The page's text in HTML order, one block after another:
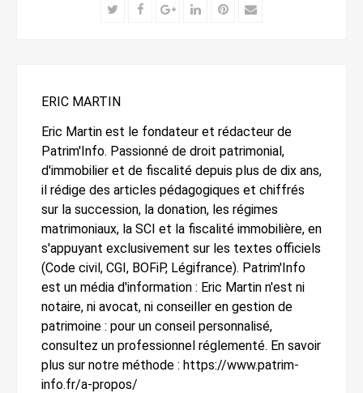
TwitterFacebookGoogle+
LinkedInPinterest
Email
ERIC MARTIN
Eric Martin est le fondateur et rédacteur de
Patrim'Info. Passionné de droit patrimonial,
d'immobilier et de fiscalité depuis plus de dix ans,
il rédige des articles pédagogiques et chiffrés
sur la succession, la donation, les régimes
matrimoniaux, la SCI et la fiscalité immobilière, en
s'appuyant exclusivement sur les textes officiels
(Code civil, CGI, BOFiP, Légifrance). Patrim'Info
est un média d'information : Eric Martin n'est ni
notaire, ni avocat, ni conseiller en gestion de
patrimoine : pour un conseil personnalisé,
consultez un professionnel réglementé. En savoir
plus sur notre méthode : https://www.patrim-
info.fr/a-propos/